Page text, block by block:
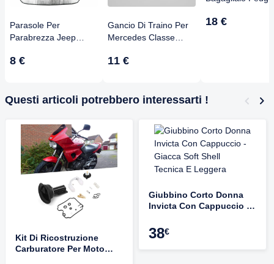
Parasole Per
Parabrezza Jeep
- Riflettente UV,
8 €
Gancio Di Traino Per
Mercedes Classe
Metallo, Numero Parte
11 €
In Gomma TPE
18 €
Questi articoli potrebbero interessarti !
Kit Di Ricostruzione
Carburatore Per Moto
Giubbino Corto Donna
Invicta Con Cappuccio -
E Leggera
38€